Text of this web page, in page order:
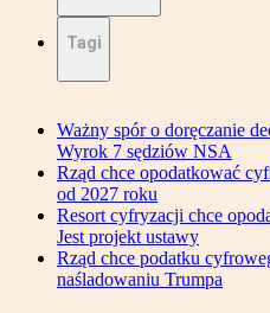
Tagi
Ważny spór o doręczanie
Wyrok 7 sędziów NSA
Rząd chce opodatkować
od 2027 roku
Resort cyfryzacji chce
Jest projekt ustawy
Rząd chce podatku
naśladowaniu Trumpa